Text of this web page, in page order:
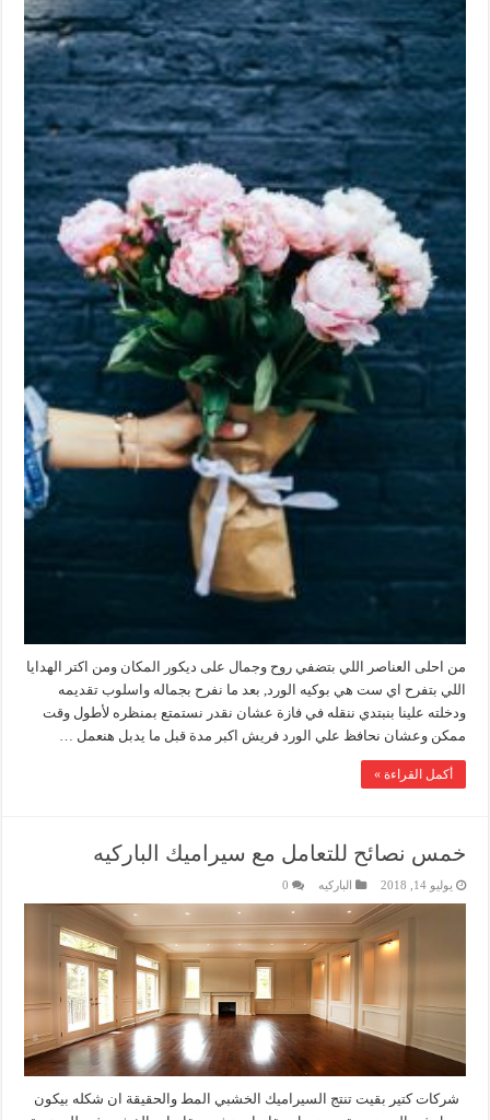
من احلى العناصر اللي بتضفي روح وجمال على ديكور المكان ومن اكتر الهدايا
اللي بتفرح اي ست هي بوكيه الورد, بعد ما نفرح بجماله واسلوب تقديمه
ودخلته علينا بنبتدي ننقله في فازة عشان نقدر نستمتع بمنظره لأطول وقت
ممكن وعشان نحافظ علي الورد فريش اكبر مدة قبل ما يدبل هنعمل …
أكمل القراءة »
خمس نصائح للتعامل مع سيراميك الباركيه
يوليو 14, 2018 الباركيه 0
شركات كتير بقيت تنتج السيراميك الخشبي المط والحقيقة ان شكله بيكون